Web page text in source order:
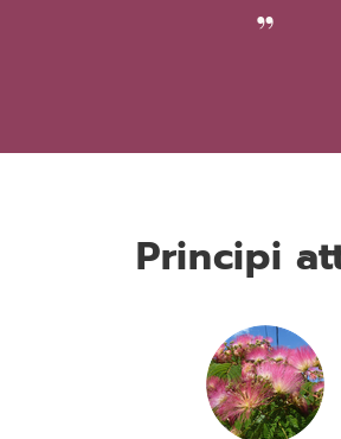
Principi